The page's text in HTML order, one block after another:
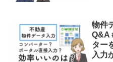
物件
Q&A
ター
入力